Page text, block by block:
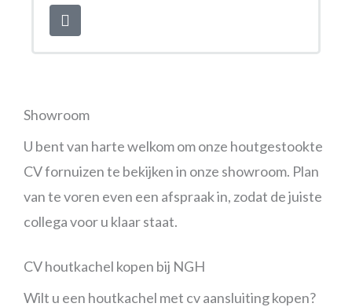
Showroom
U bent van harte welkom om onze houtgestookte
CV fornuizen te bekijken in onze showroom. Plan
van te voren even een afspraak in, zodat de juiste
collega voor u klaar staat.
CV houtkachel kopen bij NGH
Wilt u een houtkachel met cv aansluiting kopen?